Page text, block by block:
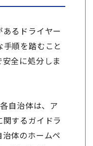
るドライヤー
順を踏むこと
全に処分しま
自治体は、ア
するガイドラ
体のホームペ